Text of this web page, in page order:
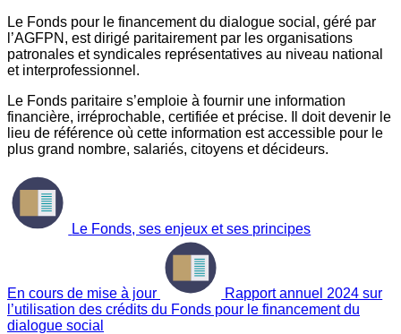
Le Fonds pour le financement du dialogue social, géré par
l’AGFPN, est dirigé paritairement par les organisations
patronales et syndicales représentatives au niveau national
et interprofessionnel.
Le Fonds paritaire s’emploie à fournir une information
financière, irréprochable, certifiée et précise. Il doit devenir le
lieu de référence où cette information est accessible pour le
plus grand nombre, salariés, citoyens et décideurs.
Le Fonds, ses enjeux et ses principes
En cours de mise à jour
Rapport annuel 2024 sur
l’utilisation des crédits du Fonds pour le financement du
dialogue social